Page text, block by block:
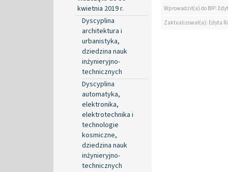
kwietnia 2019 r.
Dyscyplina
architektura i
urbanistyka,
dziedzina nauk
inżynieryjno-
technicznych
Dyscyplina
automatyka,
elektronika,
elektrotechnika i
technologie
kosmiczne,
dziedzina nauk
inżynieryjno-
technicznych
Wprowadził(a) do BIP:
Zaktualizował(a): Edyta